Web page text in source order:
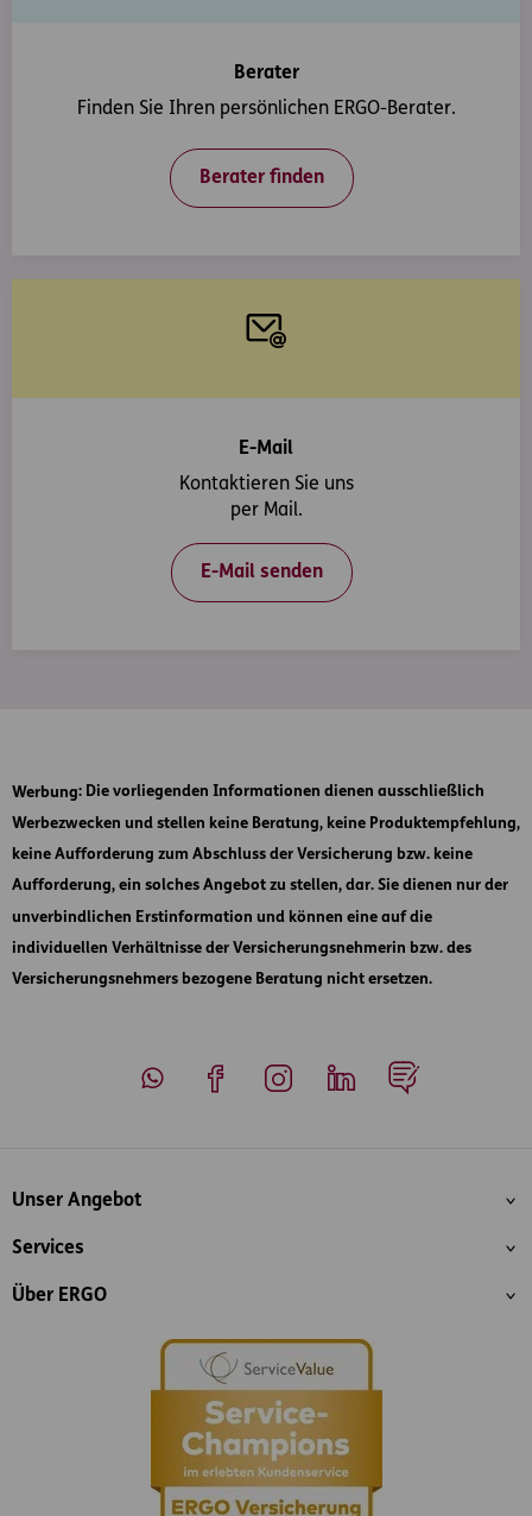
Berater
Finden Sie Ihren persönlichen ERGO-Berater.
Berater finden
E-Mail
Kontaktieren Sie uns
per Mail.
E-Mail senden
Werbung: Die vorliegenden Informationen dienen ausschließlich
Werbezwecken und stellen keine Beratung, keine Produktempfehlung,
keine Aufforderung zum Abschluss der Versicherung bzw. keine
Aufforderung, ein solches Angebot zu stellen, dar. Sie dienen nur der
unverbindlichen Erstinformation und können eine auf die
individuellen Verhältnisse der Versicherungsnehmerin bzw. des
Versicherungsnehmers bezogene Beratung nicht ersetzen.
Inhaltsübersicht
Unser Angebot
Services
Über ERGO